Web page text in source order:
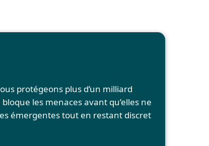
protégeons plus d’un milliard
les menaces avant qu’elles ne
émergentes tout en restant discret